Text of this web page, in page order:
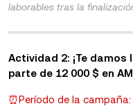
laborables tras la
Actividad 2: ¡Te damos
parte de 12 000 $ en
⏰Período de la